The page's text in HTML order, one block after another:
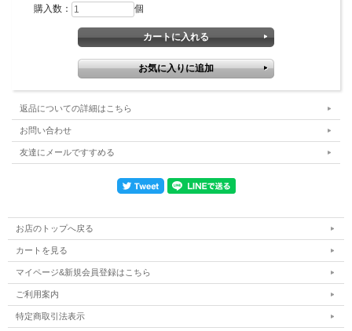
1~2営業日で発送
RK-S Superバッテリー（メンテナンスフリータイプ・振動対策・状態検知）
品番
50B19 L/R 32 340 10.0
42 480 13.0
90D23 L/R
105D26 L/R 60 600 19.2
120D31 L/R
135E41 L/R 80 750 27.5 2年4万キロ
購入数： 個
返品についての詳細はこちら
お問い合わせ
友達にメールですすめる
お店のトップへ戻る
カートを見る
マイページ&新規会員登録はこちら
ご利用案内
特定商取引法表示